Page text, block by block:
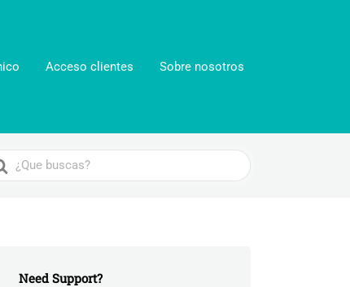
Acceso clientes Sobre nosotros
Need Support?